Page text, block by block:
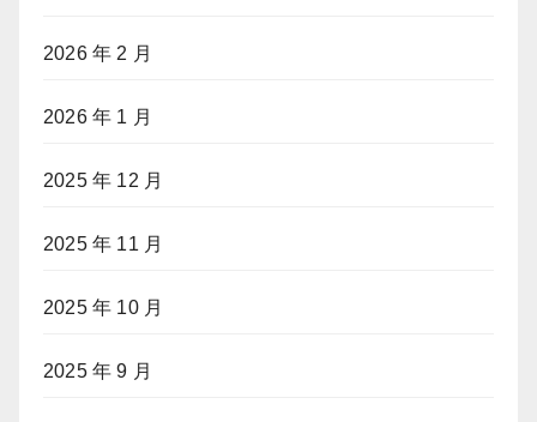
2026 年 2 月
2026 年 1 月
2025 年 12 月
2025 年 11 月
2025 年 10 月
2025 年 9 月